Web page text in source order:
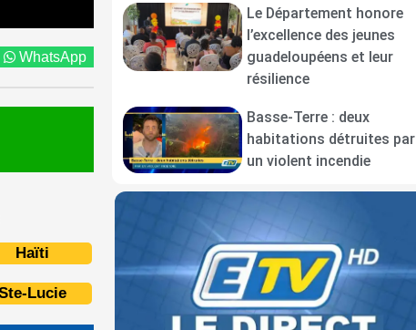
WhatsApp
Haïti
Lucie
Le Département honore
l’excellence des jeunes
guadeloupéens et leur
résilience
Basse-Terre : deux
habitations détruites par
un violent incendie